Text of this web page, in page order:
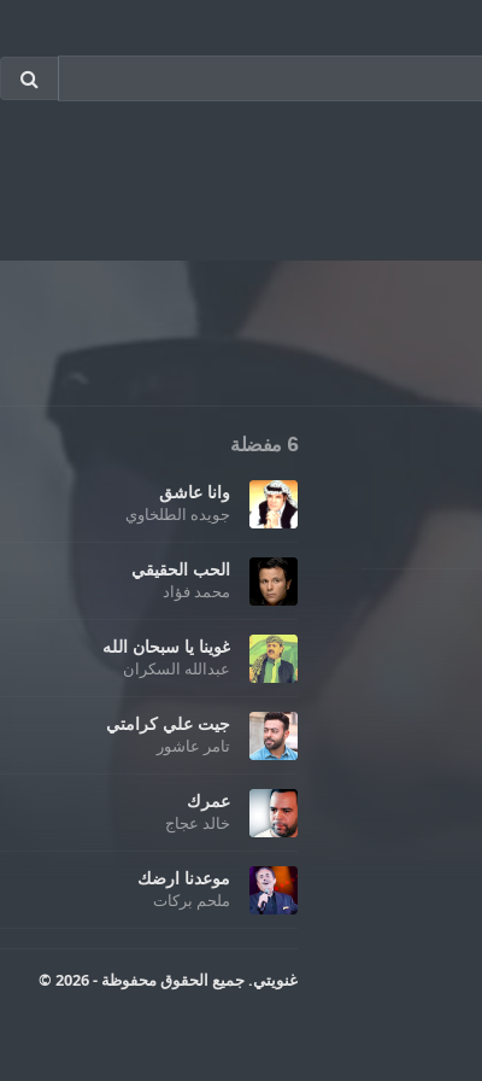
6 مفضلة
وانا عاشق
جويده الطلخاوي
الحب الحقيقي
محمد فؤاد
غوينا يا سبحان الله
عبدالله السكران
جيت علي كرامتي
تامر عاشور
عمرك
خالد عجاج
موعدنا ارضك
ملحم بركات
غنويتي. جميع الحقوق محفوظة - 2026 ©